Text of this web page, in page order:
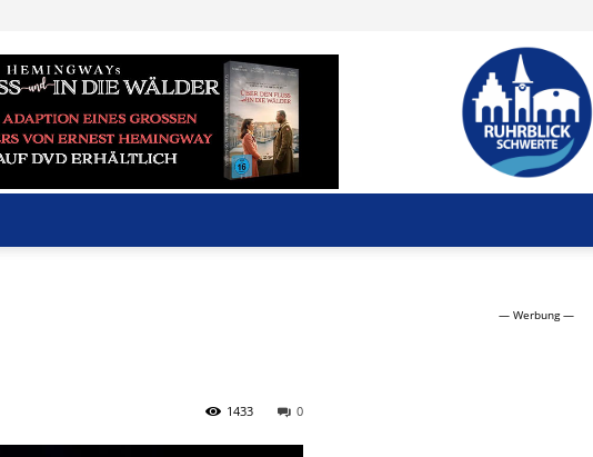
Ruhrblick
Schwerte
0
1433
— Werbung —